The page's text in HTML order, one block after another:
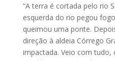
“A terra é cortada pelo rio
esquerda do rio pegou
queimou uma ponte.
direção à aldeia Córrego
impactada. Veio com tudo,